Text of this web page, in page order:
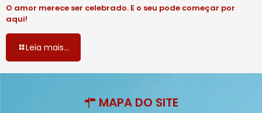
O amor merece ser celebrado. E o seu pode começar por
aqui!
Leia mais...
MAPA DO SITE